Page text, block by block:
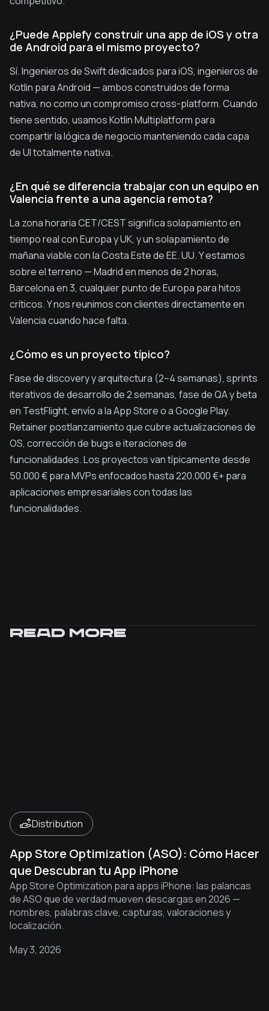
¿Puede Applefy construir una app de iOS y otra
de Android para el mismo proyecto?
Sí. Ingenieros de Swift dedicados para iOS, ingenieros de
Kotlin para Android — ambos construidos de forma
nativa, no como un compromiso cross-platform. Cuando
tiene sentido, usamos Kotlin Multiplatform para
compartir la lógica de negocio manteniendo cada capa
de UI totalmente nativa.
¿En qué se diferencia trabajar con un equipo en
Valencia frente a una agencia remota?
La zona horaria CET/CEST significa solapamiento en
tiempo real con Europa y UK, y un solapamiento de
mañana viable con la Costa Este de EE. UU. Y estamos
sobre el terreno — Madrid en menos de 2 horas,
Barcelona en 3, cualquier punto de Europa para hitos
críticos. Y nos reunimos con clientes directamente en
Valencia cuando hace falta.
¿Cómo es un proyecto típico?
Fase de discovery y arquitectura (2–4 semanas), sprints
iterativos de desarrollo de 2 semanas, fase de QA y beta
en TestFlight, envío a la App Store o a Google Play.
Retainer postlanzamiento que cubre actualizaciones de
OS, corrección de bugs e iteraciones de
funcionalidades. Los proyectos van típicamente desde
50.000 € para MVPs enfocados hasta 220.000 €+ para
aplicaciones empresariales con todas las
funcionalidades.
Read more
Distribution
App Store Optimization (ASO): Cómo Hacer
que Descubran tu App iPhone
App Store Optimization para apps iPhone: las palancas
de ASO que de verdad mueven descargas en 2026 —
nombres, palabras clave, capturas, valoraciones y
localización.
May 3, 2026